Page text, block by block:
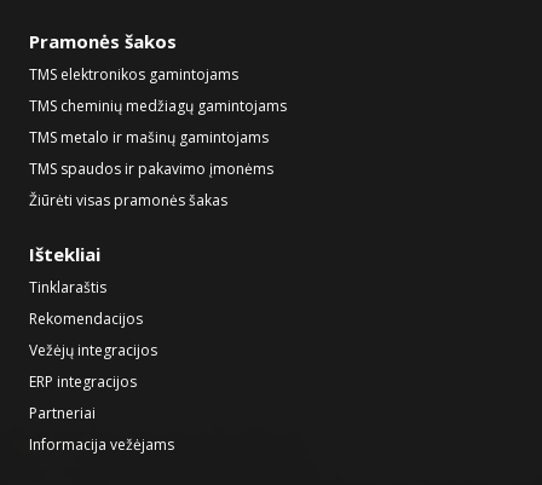
Pramonės šakos
TMS elektronikos gamintojams
TMS cheminių medžiagų gamintojams
TMS metalo ir mašinų gamintojams
TMS spaudos ir pakavimo įmonėms
Žiūrėti visas pramonės šakas
Ištekliai
Tinklaraštis
Rekomendacijos
Vežėjų integracijos
ERP integracijos
Partneriai
Informacija vežėjams